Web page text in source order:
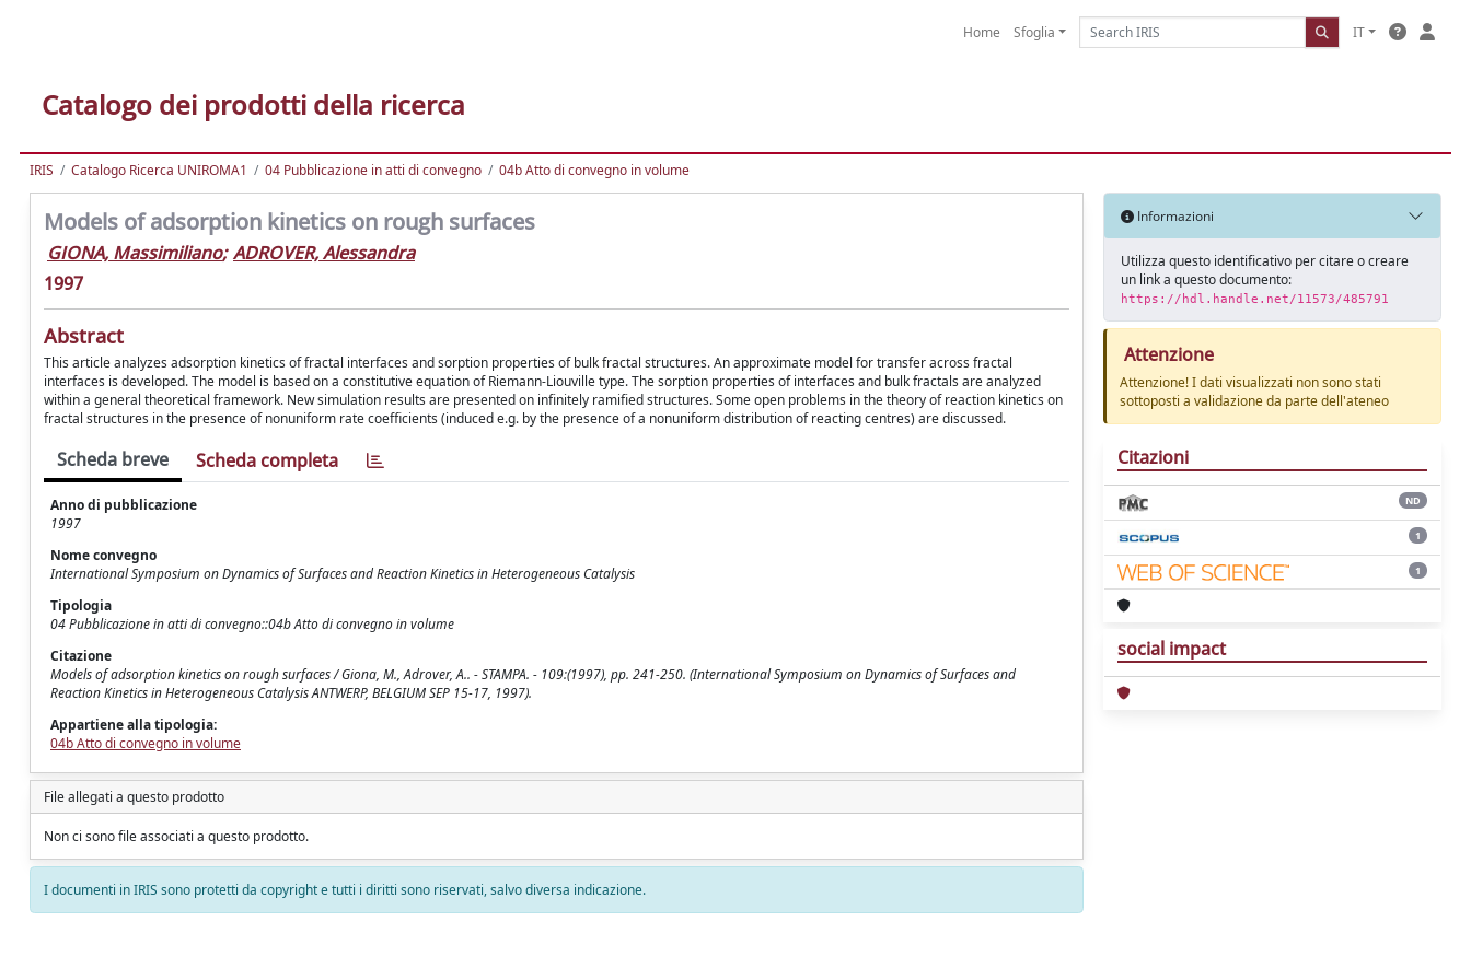
Home Sfoglia IT
Catalogo dei prodotti della ricerca
IRIS Catalogo Ricerca UNIROMA1 04 Pubblicazione in atti di convegno 04b Atto di convegno in volume
Models of adsorption kinetics on rough surfaces
GIONA, Massimiliano; ADROVER, Alessandra
1997
Abstract
This article analyzes adsorption kinetics of fractal interfaces and sorption properties of bulk fractal structures. An approximate model for transfer across fractal
interfaces is developed. The model is based on a constitutive equation of Riemann-Liouville type. The sorption properties of interfaces and bulk fractals are analyzed
within a general theoretical framework. New simulation results are presented on infinitely ramified structures. Some open problems in the theory of reaction kinetics on
fractal structures in the presence of nonuniform rate coefficients (induced e.g. by the presence of a nonuniform distribution of reacting centres) are discussed.
Scheda breve Scheda completa
Anno di pubblicazione
1997
Nome convegno
International Symposium on Dynamics of Surfaces and Reaction Kinetics in Heterogeneous Catalysis
Tipologia
04 Pubblicazione in atti di convegno::04b Atto di convegno in volume
Citazione
Models of adsorption kinetics on rough surfaces / Giona, M., Adrover, A.. - STAMPA. - 109:(1997), pp. 241-250. (International Symposium on Dynamics of Surfaces and
Reaction Kinetics in Heterogeneous Catalysis ANTWERP, BELGIUM SEP 15-17, 1997).
Appartiene alla tipologia:
04b Atto di convegno in volume
File allegati a questo prodotto
Non ci sono file associati a questo prodotto.
I documenti in IRIS sono protetti da copyright e tutti i diritti sono riservati, salvo diversa indicazione.
Informazioni
Utilizza questo identificativo per citare o creare
un link a questo documento:
https://hdl.handle.net/11573/485791
Attenzione
Attenzione! I dati visualizzati non sono stati
sottoposti a validazione da parte dell'ateneo
Citazioni
ND
1
1
social impact